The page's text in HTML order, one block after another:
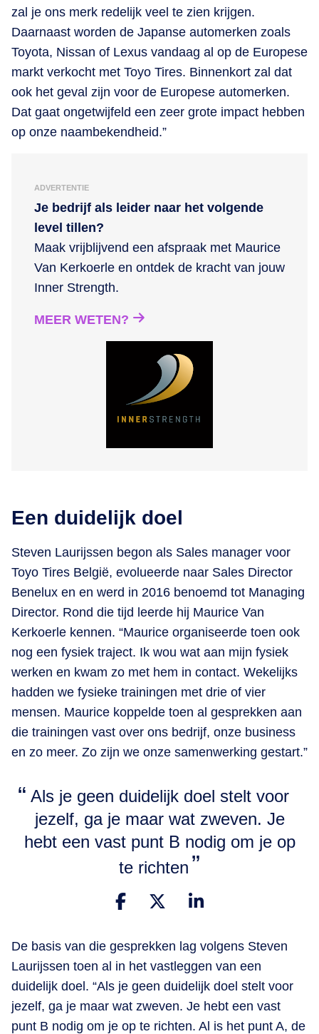
zal je ons merk redelijk veel te zien krijgen.
Daarnaast worden de Japanse automerken zoals
Toyota, Nissan of Lexus vandaag al op de Europese
markt verkocht met Toyo Tires. Binnenkort zal dat
ook het geval zijn voor de Europese automerken.
Dat gaat ongetwijfeld een zeer grote impact hebben
op onze naambekendheid.”
ADVERTENTIE
Je bedrijf als leider naar het volgende
level tillen?
Maak vrijblijvend een afspraak met Maurice
Van Kerkoerle en ontdek de kracht van jouw
Inner Strength.
MEER WETEN?
Een duidelijk doel
Steven Laurijssen begon als Sales manager voor
Toyo Tires België, evolueerde naar Sales Director
Benelux en en werd in 2016 benoemd tot Managing
Director. Rond die tijd leerde hij Maurice Van
Kerkoerle kennen. “Maurice organiseerde toen ook
nog een fysiek traject. Ik wou wat aan mijn fysiek
werken en kwam zo met hem in contact. Wekelijks
hadden we fysieke trainingen met drie of vier
mensen. Maurice koppelde toen al gesprekken aan
die trainingen vast over ons bedrijf, onze business
en zo meer. Zo zijn we onze samenwerking gestart.”
Als je geen duidelijk doel stelt voor
jezelf, ga je maar wat zweven. Je
hebt een vast punt B nodig om je op
te richten
De basis van die gesprekken lag volgens Steven
Laurijssen toen al in het vastleggen van een
duidelijk doel. “Als je geen duidelijk doel stelt voor
jezelf, ga je maar wat zweven. Je hebt een vast
punt B nodig om je op te richten. Al is het punt A, de